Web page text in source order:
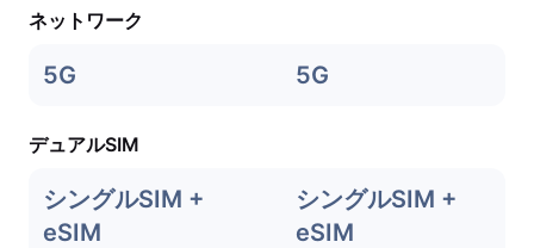
ネットワーク
5G 5G
デュアルSIM
シングルSIM +
eSIM
シングルSIM +
eSIM